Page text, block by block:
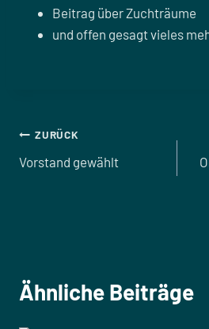
Beitrag über Zuchträume
und offen gesagt vieles
Beitragsnavigation
ZURÜCK
Vorstand gewählt
Ähnliche Beiträge